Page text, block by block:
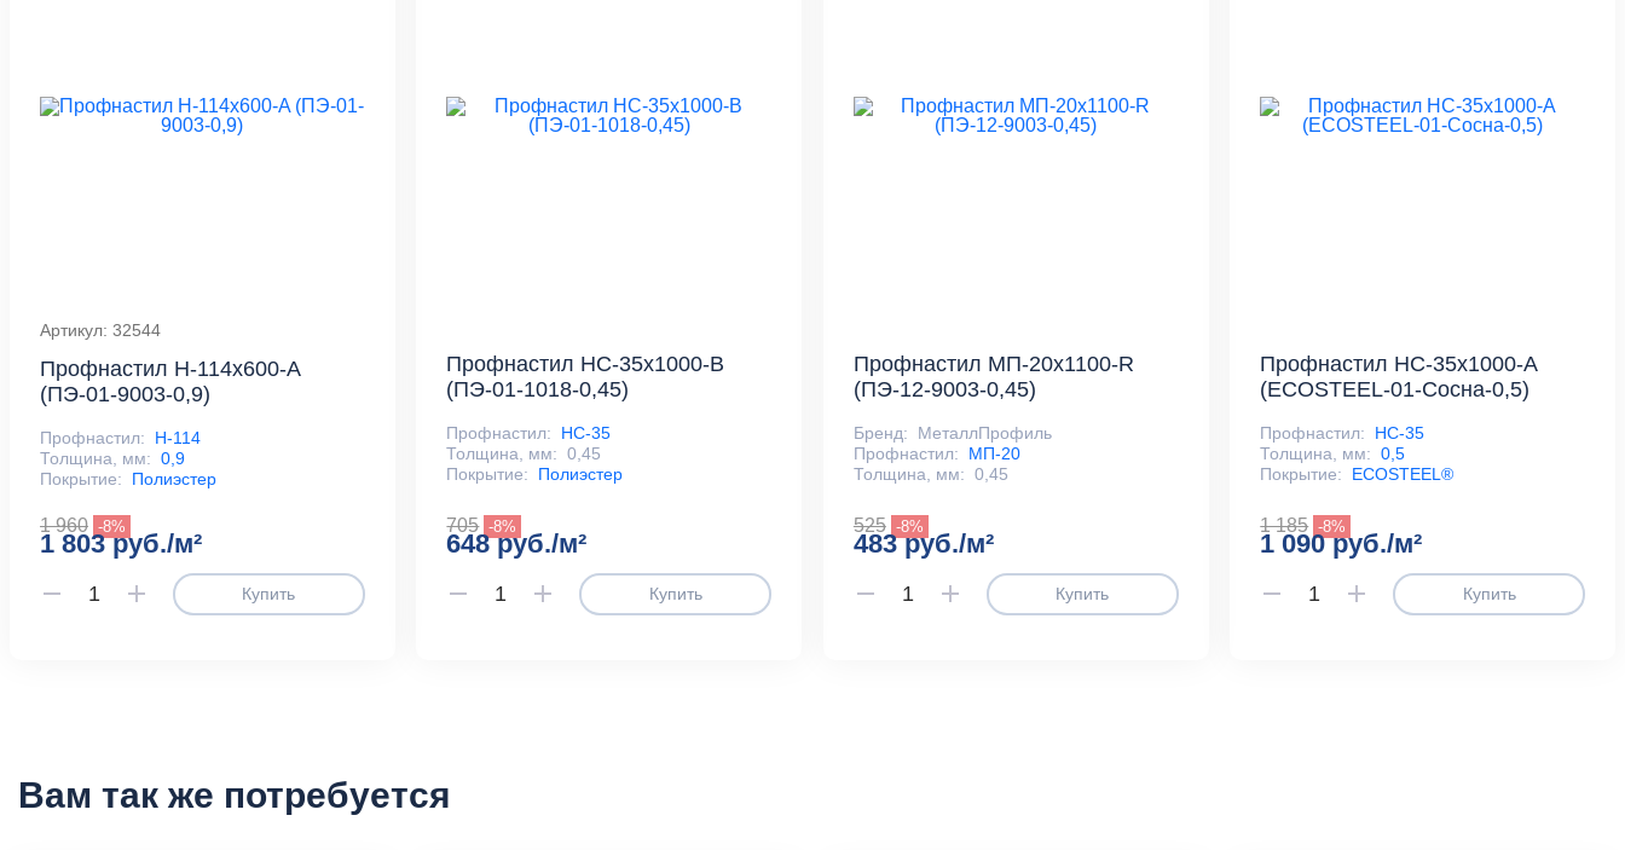
Артикул: 32544
Профнастил Н-114x600-A
(ПЭ-01-9003-0,9)
Профнастил:
Н-114
Толщина, мм: 0,9
Покрытие:
Полиэстер
1 960 -8%
1 803 руб./м²
Купить
Профнастил НС-35x1000-B
(ПЭ-01-1018-0,45)
Профнастил:
НС-35
Толщина, мм: 0,45
Покрытие:
Полиэстер
705 -8%
648 руб./м²
Купить
Профнастил МП-20x1100-R
(ПЭ-12-9003-0,45)
Бренд:
МеталлПрофиль
Профнастил:
МП-20
Толщина, мм: 0,45
525 -8%
483 руб./м²
Купить
Профнастил НС-35x1000-A
(ECOSTEEL-01-Сосна-0,5)
Профнастил:
НС-35
Толщина, мм: 0,5
Покрытие:
ECOSTEEL®
1 185 -8%
1 090 руб./м²
Купить
Вам так же потребуется